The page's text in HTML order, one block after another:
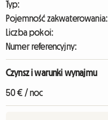
Typ:
Pojemność zakwaterowania:
Liczba pokoi:
Numer referencyjny:
Czynsz i warunki wynajmu
50 € / noc